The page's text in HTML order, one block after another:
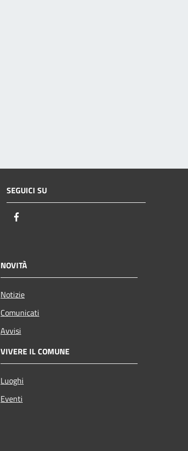
SEGUICI SU
NOVITÀ
Notizie
Comunicati
Avvisi
VIVERE IL COMUNE
Luoghi
Eventi